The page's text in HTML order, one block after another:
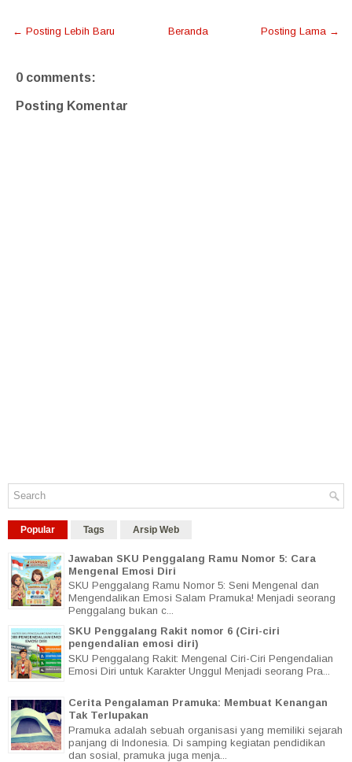
← Posting Lebih Baru Posting Lama →
Beranda
0 comments:
Posting Komentar
Popular Tags Arsip Web
Jawaban SKU Penggalang Ramu Nomor 5: Cara
Mengenal Emosi Diri
SKU Penggalang Ramu Nomor 5: Seni Mengenal dan
Mengendalikan Emosi Salam Pramuka! Menjadi seorang
Penggalang bukan c...
SKU Penggalang Rakit nomor 6 (Ciri-ciri
pengendalian emosi diri)
SKU Penggalang Rakit: Mengenal Ciri-Ciri Pengendalian
Emosi Diri untuk Karakter Unggul Menjadi seorang Pra...
Cerita Pengalaman Pramuka: Membuat Kenangan
Tak Terlupakan
Pramuka adalah sebuah organisasi yang memiliki sejarah
panjang di Indonesia. Di samping kegiatan pendidikan
dan sosial, pramuka juga menja...